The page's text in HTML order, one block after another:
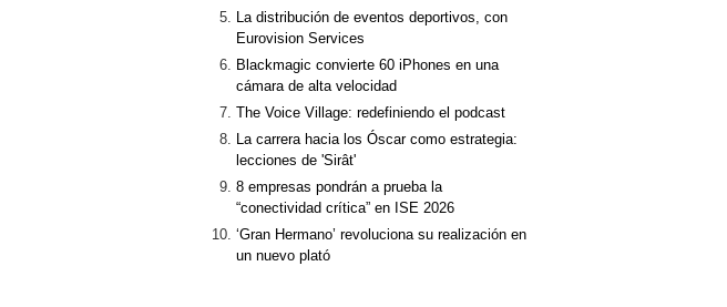
La distribución de eventos deportivos, con
Eurovision Services
Blackmagic convierte 60 iPhones en una
cámara de alta velocidad
The Voice Village: redefiniendo el podcast
La carrera hacia los Óscar como estrategia:
lecciones de 'Sirât'
8 empresas pondrán a prueba la
“conectividad crítica” en ISE 2026
‘Gran Hermano’ revoluciona su realización en
un nuevo plató